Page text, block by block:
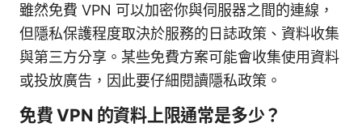
雖然免費 VPN 可以加密你與伺服器之間的連線，
但隱私保護程度取決於服務的日誌政策、資料收集
與第三方分享。某些免費方案可能會收集使用資料
或投放廣告，因此要仔細閱讀隱私政策。
免費 VPN 的資料上限通常是多少？